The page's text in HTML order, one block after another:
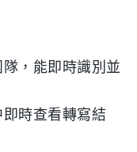
隊，能即時識別並
即時查看轉寫結